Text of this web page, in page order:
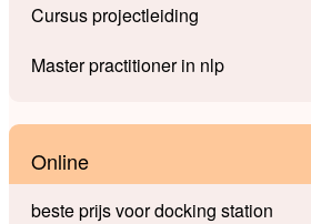
Cursus projectleiding
Master practitioner in nlp
Online
beste prijs voor docking station